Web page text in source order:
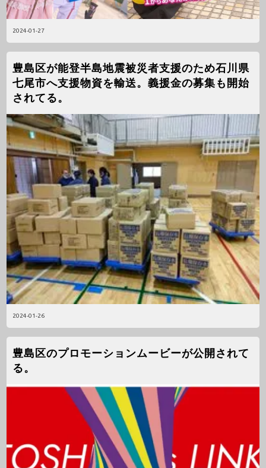
2024-01-27
2024-01-26
豊島区が能登半島地震被災者支援のため石川県
七尾市へ支援物資を輸送。義援金の募集も開始
されてる。
豊島区のプロモーションムービーが公開されて
る。